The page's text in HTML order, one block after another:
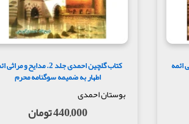
زیبایی در حوزه انقلاب اسلامی و دفاع
مراثی ائمه کتاب گلچین احمدی جلد 2. مدایح و
اطهار به ضمیمه سوگنامه محرم
بوستان احمدی
440,000 تومان